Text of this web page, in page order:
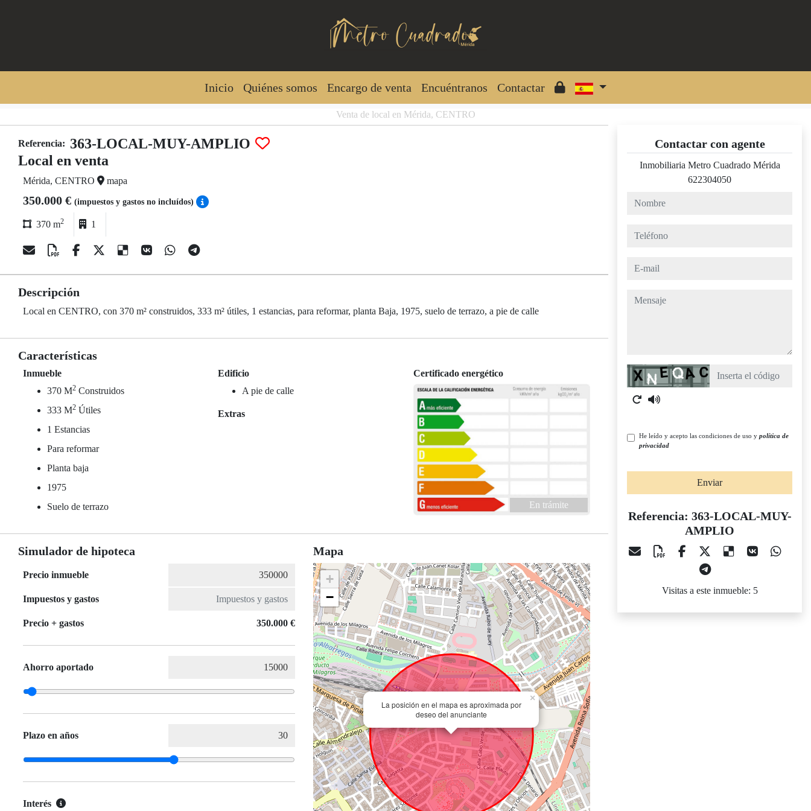
Inicio Quiénes somos Encargo de venta Encuéntranos Contactar
Venta de local en Mérida, CENTRO
Referencia: 363-LOCAL-MUY-AMPLIO
Local en venta
Mérida, CENTRO mapa
350.000 € (impuestos y gastos no incluídos)
370 m2 1
Descripción
Local en CENTRO, con 370 m² construidos, 333 m² útiles, 1 estancias, para reformar, planta Baja, 1975, suelo de terrazo, a pie de calle
Características
Inmueble
370 M2 Construidos
333 M2 Útiles
1 Estancias
Para reformar
Planta baja
1975
Suelo de terrazo
Edificio
A pie de calle
Extras
Certificado energético
En trámite
Simulador de hipoteca
Precio inmueble
Impuestos y gastos
Precio + gastos 350.000 €
Ahorro aportado
Plazo en años
Interés
Mapa
La posición en el mapa es aproximada por
deseo del anunciante
×
+
−
Contactar con agente
Inmobiliaria Metro Cuadrado Mérida
622304050
nombre
teléfono
e-mail
mensaje
Captcha
He leído y acepto las condiciones de uso y política de
privacidad
Enviar
Referencia: 363-LOCAL-MUY-
AMPLIO
Visitas a este inmueble: 5